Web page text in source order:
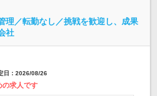
理／転勤なし／挑戦を歓迎し、成果
社
日：2026/08/26
の求人です